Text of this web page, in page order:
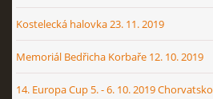
Kostelecká halovka 23. 11. 2019
Memoriál Bedřicha Korbaře 12. 10. 2019
14. Europa Cup 5. - 6. 10. 2019 Chorvatsko